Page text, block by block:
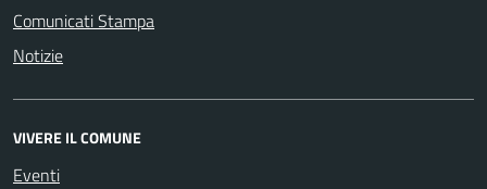
Comunicati Stampa
Notizie
VIVERE IL COMUNE
Eventi